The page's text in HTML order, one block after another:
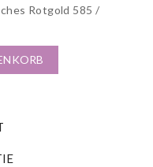
Rotgold 585 /